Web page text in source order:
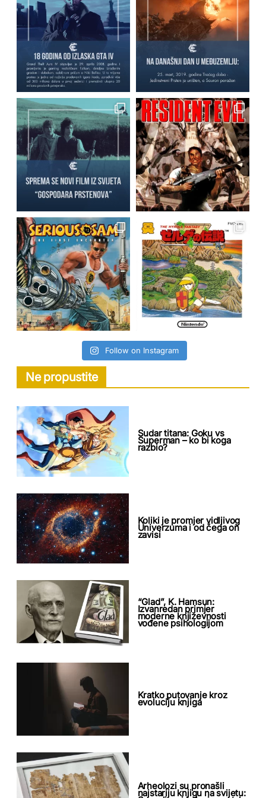
Follow on Instagram
Ne propustite
Sudar titana: Goku vs
Superman – ko bi koga
razbio?
Koliki je promjer vidljivog
Univerzuma i od čega on
zavisi
“Glad”, K. Hamsun:
Izvanredan primjer
moderne književnosti
vođene psihologijom
Kratko putovanje kroz
evoluciju knjiga
Arheolozi su pronašli
najstariju knjigu na svijetu: